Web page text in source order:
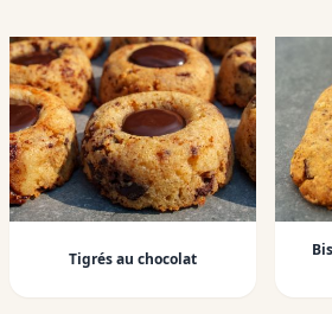
Tigrés au chocolat